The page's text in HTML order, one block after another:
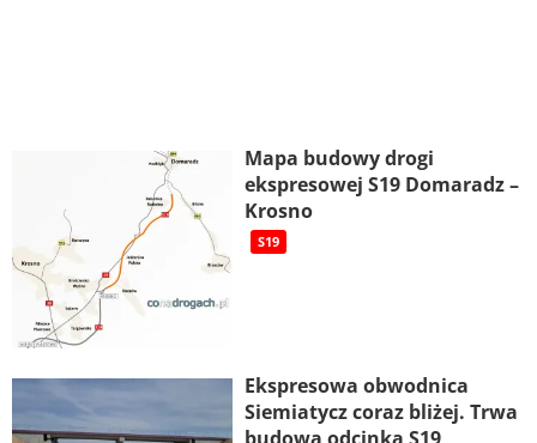
Mapa budowy drogi
ekspresowej S19 Domaradz –
Krosno
S19
Ekspresowa obwodnica
Siemiatycz coraz bliżej. Trwa